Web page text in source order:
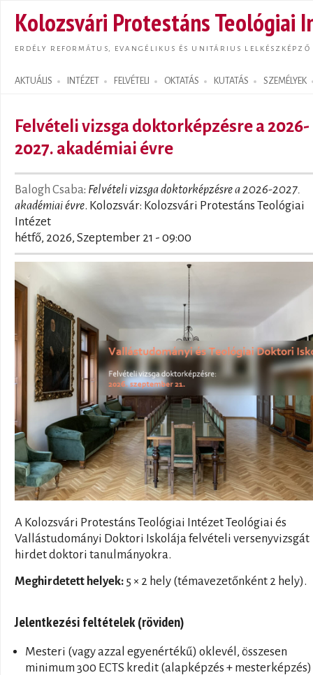
Kolozsvári Protestáns Teológiai
ERDÉLY REFORMÁTUS, EVANGÉLIKUS ÉS UNITÁRIUS LELKÉSZKÉPZŐ
AKTUÁLIS INTÉZET FELVÉTELI OKTATÁS KUTATÁS SZEMÉLYEK
Search form
Felvételi vizsga doktorképzésre a 2026-
2027. akadémiai évre
Balogh Csaba: Felvételi vizsga doktorképzésre a 2026-2027.
akadémiai évre. Kolozsvár: Kolozsvári Protestáns Teológiai
Intézet
hétfő, 2026, Szeptember 21 - 09:00
A Kolozsvári Protestáns Teológiai Intézet Teológiai és
Vallástudományi Doktori Iskolája felvételi versenyvizsgát
hirdet doktori tanulmányokra.
Meghirdetett helyek: 5 × 2 hely (témavezetőnként 2 hely).
Jelentkezési feltételek (röviden)
Mesteri (vagy azzal egyenértékű) oklevél, összesen
minimum 300 ECTS kredit (alapképzés + mesterképzés)